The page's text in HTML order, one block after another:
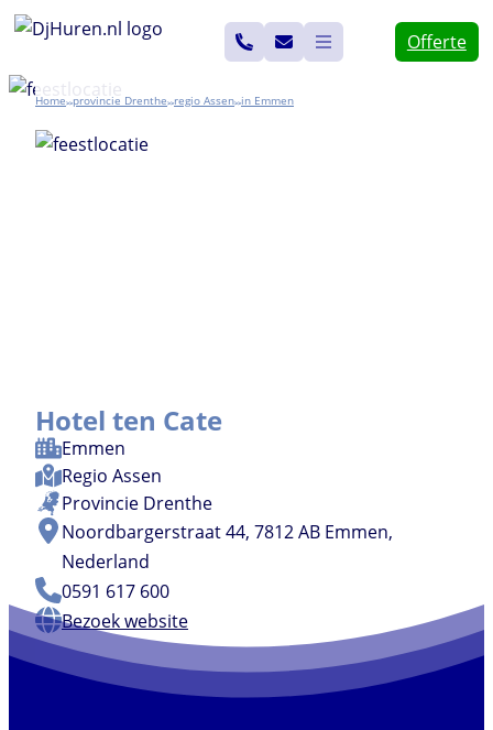
Ga
de
inhoud
Offerte
Home>> Drenthe>> Assen>> Emmen
Hotel ten Cate
Emmen
Regio Assen
Provincie Drenthe
Noordbargerstraat 44, 7812 AB Emmen,
Nederland
0591 617 600
Bezoek website